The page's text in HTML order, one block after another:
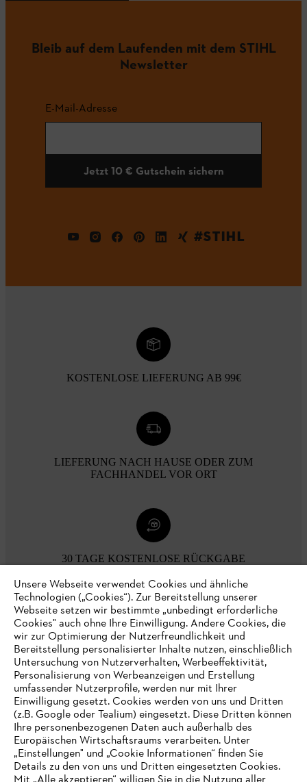
Bleib auf dem Laufenden mit dem STIHL
Newsletter
E-Mail-Adresse
Jetzt 10 € Gutschein sichern
#STIHL
KOSTENLOSE LIEFERUNG AB 99€
LIEFERUNG NACH HAUSE ODER ZUM
FACHHANDEL VOR ORT
30 TAGE KOSTENLOSE RÜCKGABE
Zahlungsmöglichkeiten
Unternehmen
Unsere Webseite verwendet Cookies und ähnliche
Technologien („Cookies“). Zur Bereitstellung unserer
Webseite setzen wir bestimmte „unbedingt erforderliche
Cookies" auch ohne Ihre Einwilligung. Andere Cookies, die
wir zur Optimierung der Nutzerfreundlichkeit und
Bereitstellung personalisierter Inhalte nutzen, einschließlich
Untersuchung von Nutzerverhalten, Werbeeffektivität,
Personalisierung von Werbeanzeigen und Erstellung
umfassender Nutzerprofile, werden nur mit Ihrer
Einwilligung gesetzt. Cookies werden von uns und Dritten
(z.B. Google oder Tealium) eingesetzt. Diese Dritten können
Ihre personenbezogenen Daten auch außerhalb des
Europäischen Wirtschaftsraums verarbeiten. Unter
„Einstellungen" und „Cookie Informationen“ finden Sie
Details zu den von uns und Dritten eingesetzten Cookies.